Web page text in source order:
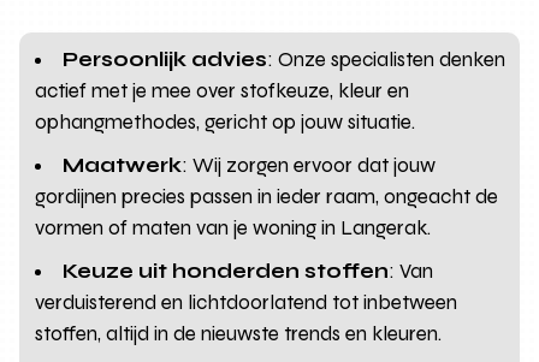
Persoonlijk advies: Onze specialisten denken
actief met je mee over stofkeuze, kleur en
ophangmethodes, gericht op jouw situatie.
Maatwerk: Wij zorgen ervoor dat jouw
gordijnen precies passen in ieder raam, ongeacht de
vormen of maten van je woning in Langerak.
Keuze uit honderden stoffen: Van
verduisterend en lichtdoorlatend tot inbetween
stoffen, altijd in de nieuwste trends en kleuren.